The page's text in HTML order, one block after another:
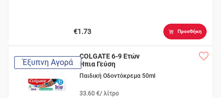
€1.73 Προσθήκη
Έξυπνη Αγορά
COLGATE 6-9 Ετών
Ηπια Γεύση
Παιδική Οδοντόκρεμα 50ml
33.60 €/ λίτρο